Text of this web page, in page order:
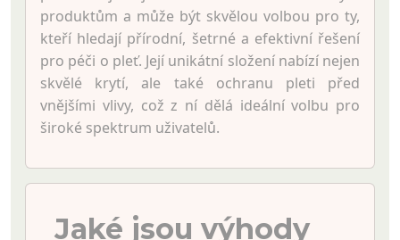
produktům a může být skvělou volbou pro ty,
kteří hledají přírodní, šetrné a efektivní řešení
pro péči o pleť. Její unikátní složení nabízí nejen
skvělé krytí, ale také ochranu pleti před
vnějšími vlivy, což z ní dělá ideální volbu pro
široké spektrum uživatelů.
Jaké jsou výhody